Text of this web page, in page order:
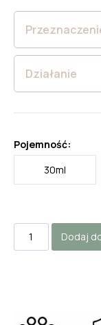
Działanie
Pojemność:
30ml
Dodaj